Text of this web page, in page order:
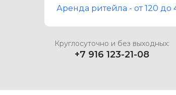
Аренда ритейла - от 120 до
Круглосуточно и без выходных:
+7 916 123-21-08